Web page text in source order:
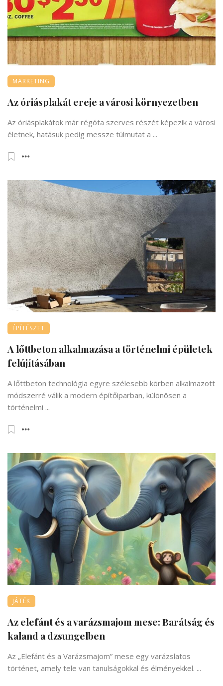
GÉPÉSZET
A fejlődés motorja szó szerint és
átvitt értelemben is
MARKETING
Az óriásplakát ereje a városi környezetben
Az óriásplakátok már régóta szerves részét képezik a városi
életnek, hatásuk pedig messze túlmutat a ...
ÉPÍTÉSZET
A lőttbeton alkalmazása a történelmi épületek
felújításában
A lőttbeton technológia egyre szélesebb körben alkalmazott
módszerré válik a modern építőiparban, különösen a
történelmi ...
JÁTÉK
Az elefánt és a varázsmajom mese: Barátság és
kaland a dzsungelben
Az „Elefánt és a Varázsmajom” mese egy varázslatos
történet, amely tele van tanulságokkal és élményekkel. ...